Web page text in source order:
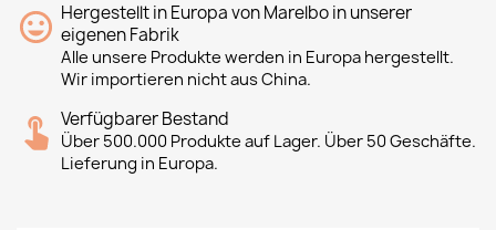
Hergestellt in Europa von Marelbo in unserer
eigenen Fabrik
Alle unsere Produkte werden in Europa hergestellt.
Wir importieren nicht aus China.
Verfügbarer Bestand
Über 500.000 Produkte auf Lager. Über 50 Geschäfte.
Lieferung in Europa.